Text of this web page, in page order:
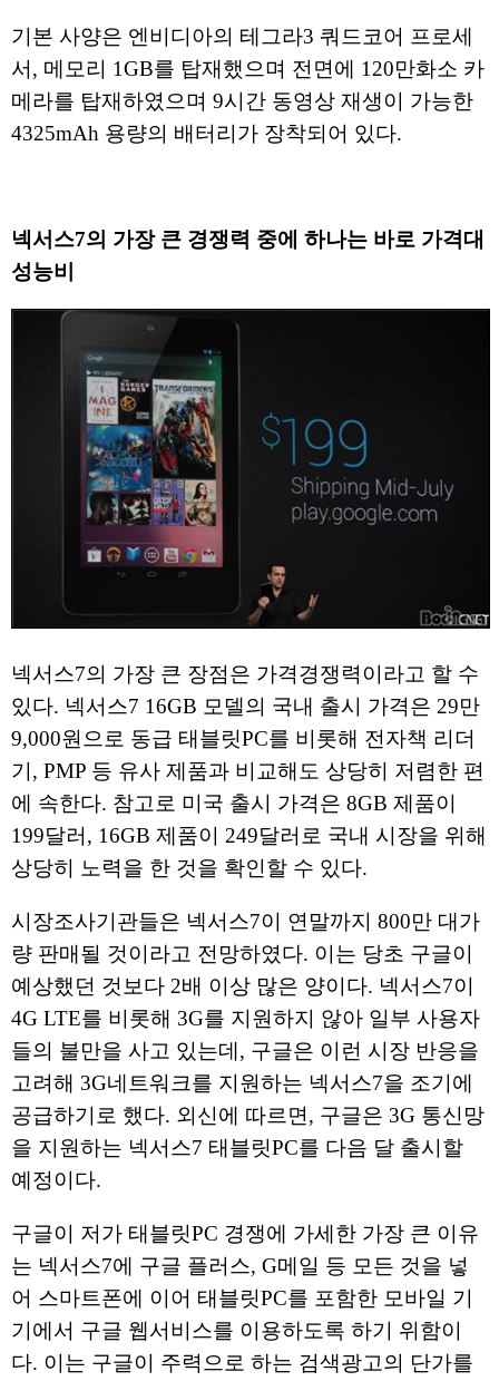
기본 사양은 엔비디아의 테그라3 쿼드코어 프로세
서, 메모리 1GB를 탑재했으며 전면에 120만화소 카
메라를 탑재하였으며 9시간 동영상 재생이 가능한
4325mAh 용량의 배터리가 장착되어 있다.
넥서스7의 가장 큰 경쟁력 중에 하나는 바로 가격대
성능비
넥서스7의 가장 큰 장점은 가격경쟁력이라고 할 수
있다. 넥서스7 16GB 모델의 국내 출시 가격은 29만
9,000원으로 동급 태블릿PC를 비롯해 전자책 리더
기, PMP 등 유사 제품과 비교해도 상당히 저렴한 편
에 속한다. 참고로 미국 출시 가격은 8GB 제품이
199달러, 16GB 제품이 249달러로 국내 시장을 위해
상당히 노력을 한 것을 확인할 수 있다.
시장조사기관들은 넥서스7이 연말까지 800만 대가
량 판매될 것이라고 전망하였다. 이는 당초 구글이
예상했던 것보다 2배 이상 많은 양이다. 넥서스7이
4G LTE를 비롯해 3G를 지원하지 않아 일부 사용자
들의 불만을 사고 있는데, 구글은 이런 시장 반응을
고려해 3G네트워크를 지원하는 넥서스7을 조기에
공급하기로 했다. 외신에 따르면, 구글은 3G 통신망
을 지원하는 넥서스7 태블릿PC를 다음 달 출시할
예정이다.
구글이 저가 태블릿PC 경쟁에 가세한 가장 큰 이유
는 넥서스7에 구글 플러스, G메일 등 모든 것을 넣
어 스마트폰에 이어 태블릿PC를 포함한 모바일 기
기에서 구글 웹서비스를 이용하도록 하기 위함이
다. 이는 구글이 주력으로 하는 검색광고의 단가를